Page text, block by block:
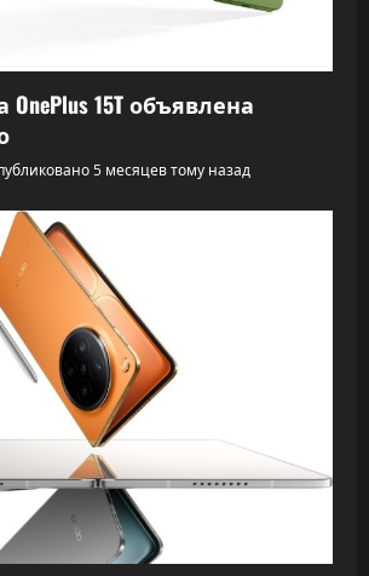
15T объявлена
5 месяцев тому назад